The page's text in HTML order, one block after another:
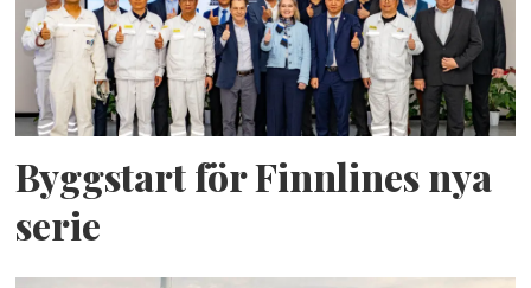
Byggstart för Finnlines nya
serie